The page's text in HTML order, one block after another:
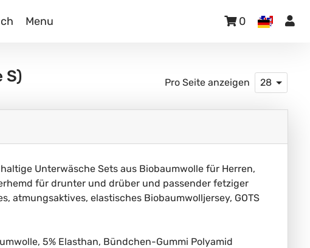
Menu 0
S) Pro Seite anzeigen 28
Unterwäsche Sets aus Biobaumwolle für Herren,
für drunter und drüber und passender fetziger
atmungsaktives, elastisches Biobaumwolljersey, GOTS
5% Elasthan, Bündchen-Gummi Polyamid